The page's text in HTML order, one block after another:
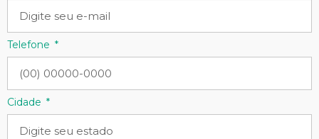
Telefone
Cidade